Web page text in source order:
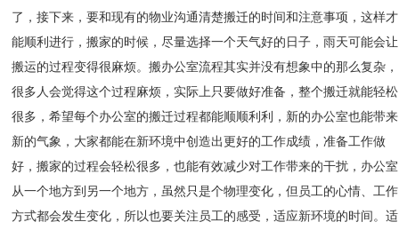
了，接下来，要和现有的物业沟通清楚搬迁的时间和注意事项，这样才
能顺利进行，搬家的时候，尽量选择一个天气好的日子，雨天可能会让
搬运的过程变得很麻烦。搬办公室流程其实并没有想象中的那么复杂，
很多人会觉得这个过程麻烦，实际上只要做好准备，整个搬迁就能轻松
很多，希望每个办公室的搬迁过程都能顺顺利利，新的办公室也能带来
新的气象，大家都能在新环境中创造出更好的工作成绩，准备工作做
好，搬家的过程会轻松很多，也能有效减少对工作带来的干扰，办公室
从一个地方到另一个地方，虽然只是个物理变化，但员工的心情、工作
方式都会发生变化，所以也要关注员工的感受，适应新环境的时间。适